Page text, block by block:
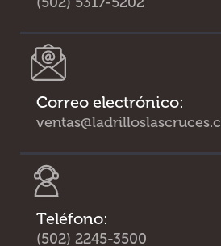
Correo electrónico:
Teléfono:
(502) 2245-3500